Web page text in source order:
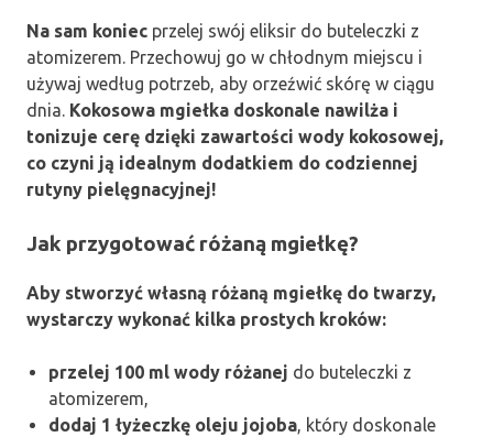
Na sam koniec przelej swój eliksir do buteleczki z
atomizerem. Przechowuj go w chłodnym miejscu i
używaj według potrzeb, aby orzeźwić skórę w ciągu
dnia. Kokosowa mgiełka doskonale nawilża i
tonizuje cerę dzięki zawartości wody kokosowej,
co czyni ją idealnym dodatkiem do codziennej
rutyny pielęgnacyjnej!
Jak przygotować różaną mgiełkę?
Aby stworzyć własną różaną mgiełkę do twarzy,
wystarczy wykonać kilka prostych kroków:
przelej 100 ml wody różanej do buteleczki z
atomizerem,
dodaj 1 łyżeczkę oleju jojoba, który doskonale